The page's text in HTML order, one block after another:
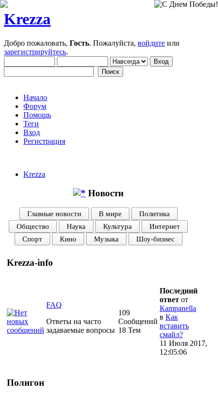
Krezza
Добро пожаловать, Гость. Пожалуйста, войдите или
зарегистрируйтесь.
Начало
Форум
Помощь
Теги
Вход
Регистрация
Krezza
Новости
Главные новости В мире
Политика
Общество
Наука Культура
Интернет
Спорт
Кино Музыка Шоу-бизнес
Krezza-info
FAQ
Ответы на часто
задаваемые вопросы
109
Сообщений
18 Тем
Последний
ответ от
Кampanella
в Как
вставить
смайл?
11 Июля 2017,
12:05:06
Полигон